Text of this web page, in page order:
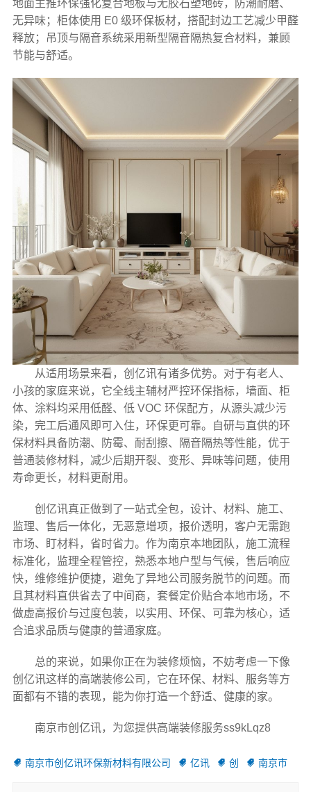
地面主推环保强化复合地板与无胶石塑地砖，防潮耐磨、
无异味；柜体使用 E0 级环保板材，搭配封边工艺减少甲醛
释放；吊顶与隔音系统采用新型隔音隔热复合材料，兼顾
节能与舒适。
从适用场景来看，创亿讯有诸多优势。对于有老人、
小孩的家庭来说，它全线主辅材严控环保指标，墙面、柜
体、涂料均采用低醛、低 VOC 环保配方，从源头减少污
染，完工后通风即可入住，环保更可靠。自研与直供的环
保材料具备防潮、防霉、耐刮擦、隔音隔热等性能，优于
普通装修材料，减少后期开裂、变形、异味等问题，使用
寿命更长，材料更耐用。
创亿讯真正做到了一站式全包，设计、材料、施工、
监理、售后一体化，无恶意增项，报价透明，客户无需跑
市场、盯材料，省时省力。作为南京本地团队，施工流程
标准化，监理全程管控，熟悉本地户型与气候，售后响应
快，维修维护便捷，避免了异地公司服务脱节的问题。而
且其材料直供省去了中间商，套餐定价贴合本地市场，不
做虚高报价与过度包装，以实用、环保、可靠为核心，适
合追求品质与健康的普通家庭。
总的来说，如果你正在为装修烦恼，不妨考虑一下像
创亿讯这样的高端装修公司，它在环保、材料、服务等方
面都有不错的表现，能为你打造一个舒适、健康的家。
南京市创亿讯，为您提供高端装修服务ss9kLqz8
南京市创亿讯环保新材料有限公司 亿讯 创 南京市